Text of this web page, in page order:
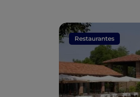
Restaurantes